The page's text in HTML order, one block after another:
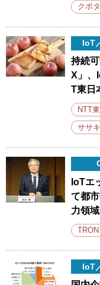
クボ
IoT
持続
X」、
T東日
NTT
ササ
IoTエ
て都
力領
TRON
IoT